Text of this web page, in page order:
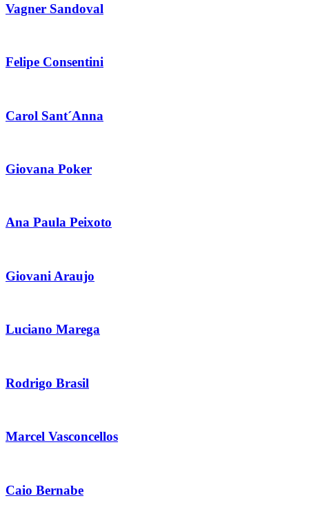
Vagner Sandoval
Felipe Consentini
Carol Sant´Anna
Giovana Poker
Ana Paula Peixoto
Giovani Araujo
Luciano Marega
Rodrigo Brasil
Marcel Vasconcellos
Caio Bernabe